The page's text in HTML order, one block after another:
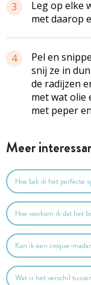
3
Leg op elke
met daarop
4
Pel en
snij ze in
de radijzen
met wat olie
met peper
Meer
Hoe bak ik het perfecte
Hoe voorkom ik dat het
Kan ik een croque-
Wat is het verschil